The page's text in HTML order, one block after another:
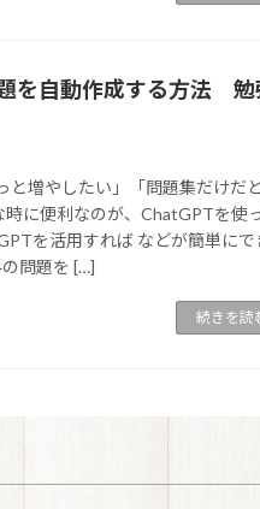
を自動作成する方法 勉
と増やしたい」「問題集だけだ
時に便利なのが、ChatGPTを使
を活用すれば などが簡単にで
問題を […]
続きを読